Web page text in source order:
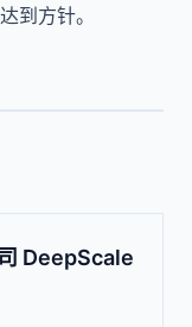
到方针。
DeepScale